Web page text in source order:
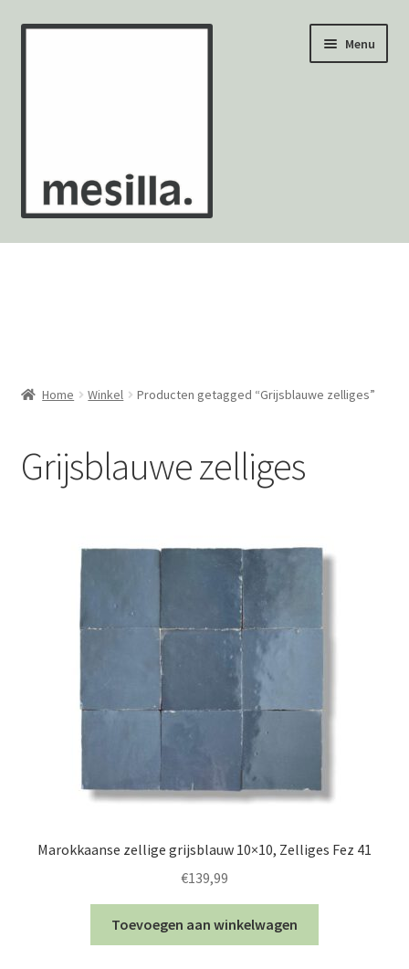
Ga
Ga
Menu
Wandtegels
Mozaïekvellen
Contact
Home Winkel Producten getagged “Grijsblauwe zelliges”
Grijsblauwe zelliges
Marokkaanse zellige grijsblauw 10×10, Zelliges Fez 41
€139,99
Toevoegen aan winkelwagen